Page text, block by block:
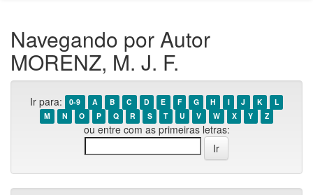
Navegando por Autor
MORENZ, M. J. F.
Ir para: 0-9 A B C D E F G H I J K
L
M
N O P Q R S T U V W X Y Z
ou entre com as primeiras letras: